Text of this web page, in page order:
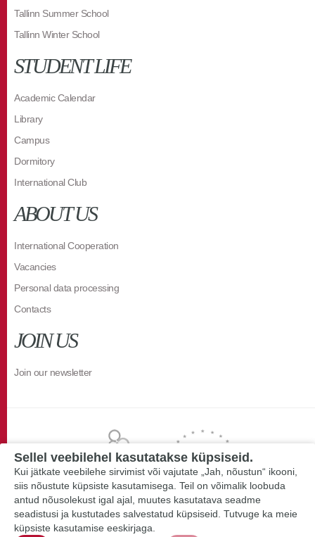
Tallinn Summer School
Tallinn Winter School
STUDENT LIFE
Academic Calendar
Library
Campus
Dormitory
International Club
ABOUT US
International Cooperation
Vacancies
Personal data processing
Contacts
JOIN US
Join our newsletter
Sellel veebilehel kasutatakse küpsiseid.
Kui jätkate veebilehe sirvimist või vajutate „Jah, nõustun“ ikooni,
siis nõustute küpsiste kasutamisega. Teil on võimalik loobuda
antud nõusolekust igal ajal, muutes kasutatava seadme
seadistusi ja kustutades salvestatud küpsiseid. Tutvuge ka meie
küpsiste kasutamise eeskirjaga.